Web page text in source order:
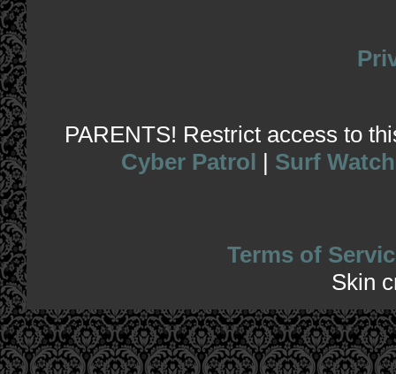
PARENTS! Restrict access to
Cyber Patrol | Surf Watch
Terms of
Skin